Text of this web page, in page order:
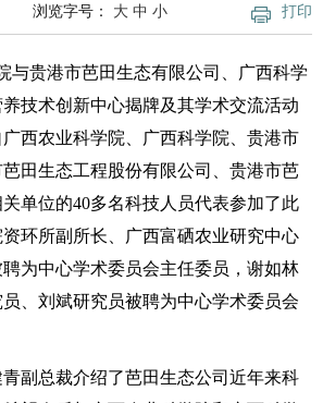
打印
浏览字号： 大 中 小
与贵港市芭田生态有限公司、广西科学
技术创新中心揭牌及其学术交流活动
西农业科学院、广西科学院、贵港市
田生态工程股份有限公司、贵港市芭
单位的40多名科技人员代表参加了此
环所副所长、广西富硒农业研究中心
为中心学术委员会主任委员，谢如林
、刘斌研究员被聘为中心学术委员会
副总裁介绍了芭田生态公司近年来科